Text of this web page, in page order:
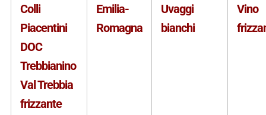
Colli
Piacentini
DOC
Trebbianino
Val Trebbia
frizzante
Emilia-
Romagna
Uvaggi
bianchi
Vino